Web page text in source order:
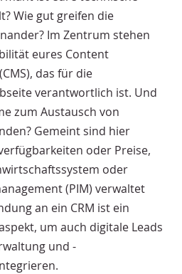
Wie gut greifen die
Im Zentrum stehen
eures Content
das für die
verantwortlich ist. Und
zum Austausch von
Gemeint sind hier
oder Preise,
oder
(PIM) verwaltet
an ein CRM ist ein
um auch digitale Leads
und -